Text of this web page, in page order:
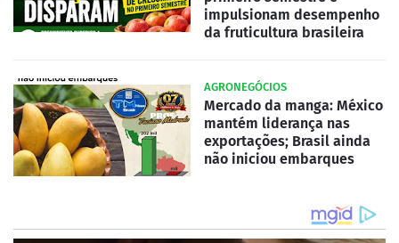
impulsionam desempenho
da fruticultura brasileira
AGRONEGÓCIOS
Mercado da manga: México
mantém liderança nas
exportações; Brasil ainda
não iniciou embarques